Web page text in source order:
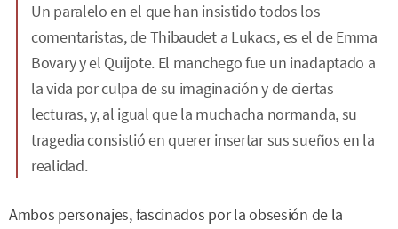
Un paralelo en el que han insistido todos los
comentaristas, de Thibaudet a Lukacs, es el de Emma
Bovary y el Quijote. El manchego fue un inadaptado a
la vida por culpa de su imaginación y de ciertas
lecturas, y, al igual que la muchacha normanda, su
tragedia consistió en querer insertar sus sueños en la
realidad.
Ambos personajes, fascinados por la obsesión de la